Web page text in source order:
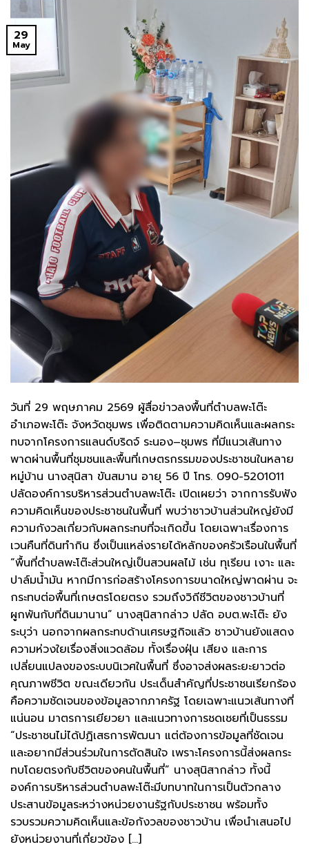
29
May
วันที่ 29 พฤษภาคม 2569 ผู้สื่อข่าวลงพื้นที่ตำบลพะโต๊ะ
อำเภอพะโต๊ะ จังหวัดชุมพร เพื่อติดตามความคิดเห็นและผลกระ
ทบจากโครงการแลนด์บริดจ์ ระนอง–ชุมพร ที่มีแนวเส้นทาง
พาดผ่านพื้นที่ชุมชนและพื้นที่เกษตรกรรมของประชาชนในหลาย
หมู่บ้าน นางสุนิสา ขันสมาน อายุ 56 ปี โทร. 090-5201011
ปลัดองค์การบริหารส่วนตำบลพะโต๊ะ เปิดเผยว่า จากการรับฟัง
ความคิดเห็นของประชาชนในพื้นที่ พบว่าชาวบ้านส่วนใหญ่ยังมี
ความกังวลเกี่ยวกับผลกระทบที่จะเกิดขึ้น โดยเฉพาะเรื่องการ
เวนคืนที่ดินทำกิน ซึ่งเป็นแหล่งรายได้หลักของครัวเรือนในพื้นที่
“พื้นที่ตำบลพะโต๊ะส่วนใหญ่เป็นสวนผลไม้ เช่น ทุเรียน เงาะ และ
ปาล์มน้ำมัน หากมีการก่อสร้างโครงการขนาดใหญ่พาดผ่าน จะ
กระทบต่อพื้นที่เกษตรโดยตรง รวมถึงวิถีชีวิตของชาวบ้านที่
ผูกพันกับที่ดินมานาน” นางสุนิสากล่าว ปลัด อบต.พะโต๊ะ ยัง
ระบุว่า นอกจากผลกระทบด้านเศรษฐกิจแล้ว ชาวบ้านยังแสดง
ความห่วงใยเรื่องสิ่งแวดล้อม ทั้งเรื่องฝุ่น เสียง และการ
เปลี่ยนแปลงของระบบนิเวศในพื้นที่ ซึ่งอาจส่งผลระยะยาวต่อ
คุณภาพชีวิต ขณะเดียวกัน ประเด็นสำคัญที่ประชาชนเรียกร้อง
คือความชัดเจนของข้อมูลจากภาครัฐ โดยเฉพาะแนวเส้นทางที่
แน่นอน มาตรการเยียวยา และแนวทางการชดเชยที่เป็นธรรม
“ประชาชนไม่ได้ปฏิเสธการพัฒนา แต่ต้องการข้อมูลที่ชัดเจน
และอยากมีส่วนร่วมในการตัดสินใจ เพราะโครงการนี้ส่งผลกระ
ทบโดยตรงกับชีวิตของคนในพื้นที่” นางสุนิสากล่าว ทั้งนี้
องค์การบริหารส่วนตำบลพะโต๊ะมีบทบาทในการเป็นตัวกลาง
ประสานข้อมูลระหว่างหน่วยงานรัฐกับประชาชน พร้อมทั้ง
รวบรวมความคิดเห็นและข้อกังวลของชาวบ้าน เพื่อนำเสนอไป
ยังหน่วยงานที่เกี่ยวข้อง […]